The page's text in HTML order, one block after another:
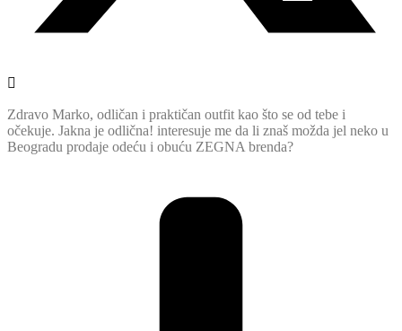
Zdravo Marko, odličan i praktičan outfit kao što se od tebe i
očekuje. Jakna je odlična! interesuje me da li znaš možda jel neko u
Beogradu prodaje odeću i obuću ZEGNA brenda?